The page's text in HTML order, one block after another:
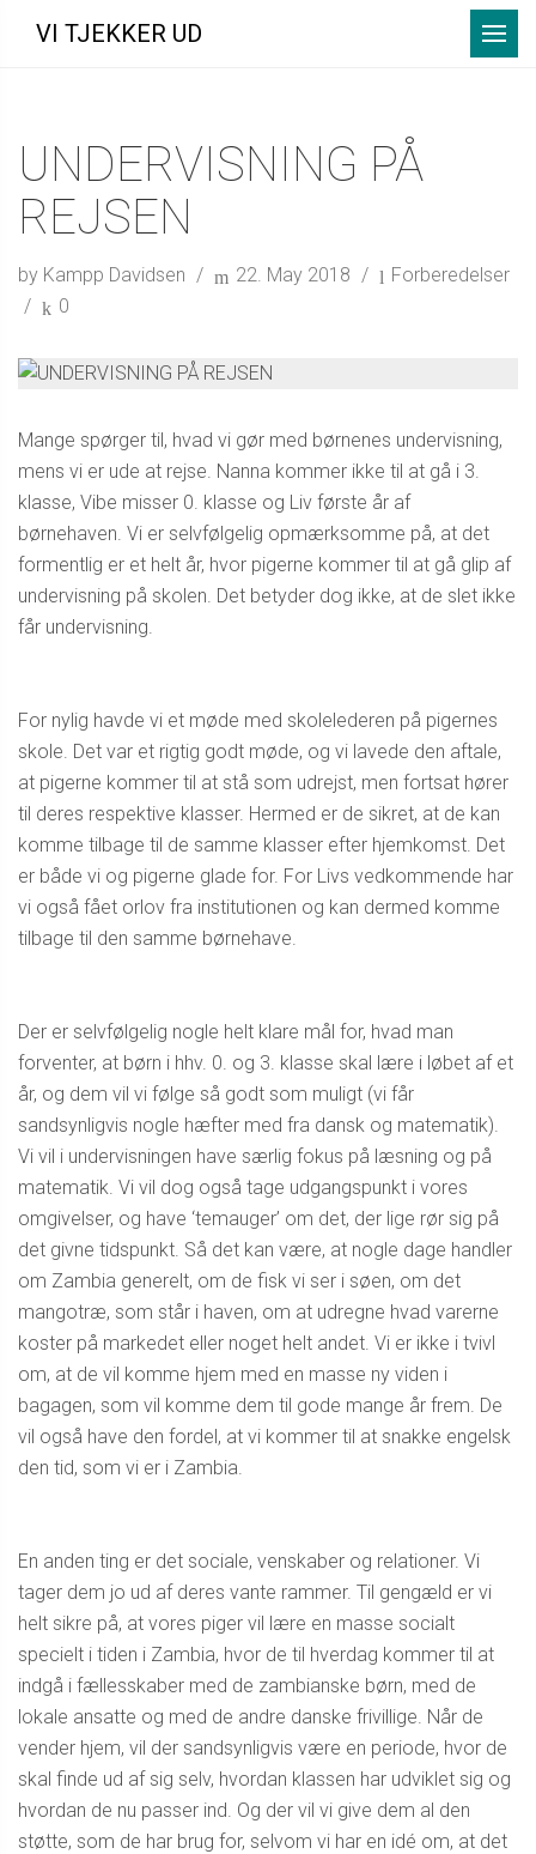
VI TJEKKER UD Menu
UNDERVISNING PÅ
REJSEN
by Kampp Davidsen 22. May 2018
Forberedelser
0
Mange spørger til, hvad vi gør med børnenes undervisning,
mens vi er ude at rejse. Nanna kommer ikke til at gå i 3.
klasse, Vibe misser 0. klasse og Liv første år af
børnehaven. Vi er selvfølgelig opmærksomme på, at det
formentlig er et helt år, hvor pigerne kommer til at gå glip af
undervisning på skolen. Det betyder dog ikke, at de slet ikke
får undervisning.
For nylig havde vi et møde med skolelederen på pigernes
skole. Det var et rigtig godt møde, og vi lavede den aftale,
at pigerne kommer til at stå som udrejst, men fortsat hører
til deres respektive klasser. Hermed er de sikret, at de kan
komme tilbage til de samme klasser efter hjemkomst. Det
er både vi og pigerne glade for. For Livs vedkommende har
vi også fået orlov fra institutionen og kan dermed komme
tilbage til den samme børnehave.
Der er selvfølgelig nogle helt klare mål for, hvad man
forventer, at børn i hhv. 0. og 3. klasse skal lære i løbet af et
år, og dem vil vi følge så godt som muligt (vi får
sandsynligvis nogle hæfter med fra dansk og matematik).
Vi vil i undervisningen have særlig fokus på læsning og på
matematik. Vi vil dog også tage udgangspunkt i vores
omgivelser, og have ‘temauger’ om det, der lige rør sig på
det givne tidspunkt. Så det kan være, at nogle dage handler
om Zambia generelt, om de fisk vi ser i søen, om det
mangotræ, som står i haven, om at udregne hvad varerne
koster på markedet eller noget helt andet. Vi er ikke i tvivl
om, at de vil komme hjem med en masse ny viden i
bagagen, som vil komme dem til gode mange år frem. De
vil også have den fordel, at vi kommer til at snakke engelsk
den tid, som vi er i Zambia.
En anden ting er det sociale, venskaber og relationer. Vi
tager dem jo ud af deres vante rammer. Til gengæld er vi
helt sikre på, at vores piger vil lære en masse socialt
specielt i tiden i Zambia, hvor de til hverdag kommer til at
indgå i fællesskaber med de zambianske børn, med de
lokale ansatte og med de andre danske frivillige. Når de
vender hjem, vil der sandsynligvis være en periode, hvor de
skal finde ud af sig selv, hvordan klassen har udviklet sig og
hvordan de nu passer ind. Og der vil vi give dem al den
støtte, som de har brug for, selvom vi har en idé om, at det